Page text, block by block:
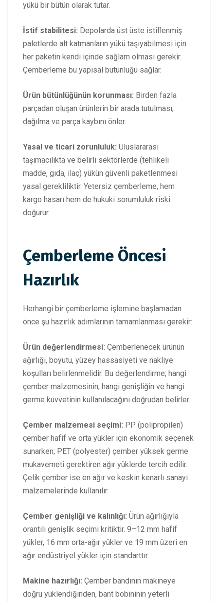
yükü bir bütün olarak tutar.
İstif stabilitesi: Depolarda üst üste istiflenmiş
paletlerde alt katmanların yükü taşıyabilmesi için
her paketin kendi içinde sağlam olması gerekir.
Çemberleme bu yapısal bütünlüğü sağlar.
Ürün bütünlüğünün korunması: Birden fazla
parçadan oluşan ürünlerin bir arada tutulması,
dağılma ve parça kaybını önler.
Yasal ve ticari zorunluluk: Uluslararası
taşımacılıkta ve belirli sektörlerde (tehlikeli
madde, gıda, ilaç) yükün güvenli paketlenmesi
yasal gerekliliktir. Yetersiz çemberleme, hem
kargo hasarı hem de hukuki sorumluluk riski
doğurur.
Çemberleme Öncesi
Hazırlık
Herhangi bir çemberleme işlemine başlamadan
önce şu hazırlık adımlarının tamamlanması gerekir:
Ürün değerlendirmesi: Çemberlenecek ürünün
ağırlığı, boyutu, yüzey hassasiyeti ve nakliye
koşulları belirlenmelidir. Bu değerlendirme; hangi
çember malzemesinin, hangi genişliğin ve hangi
germe kuvvetinin kullanılacağını doğrudan belirler.
Çember malzemesi seçimi: PP (polipropilen)
çember hafif ve orta yükler için ekonomik seçenek
sunarken; PET (polyester) çember yüksek germe
mukavemeti gerektiren ağır yüklerde tercih edilir.
Çelik çember ise en ağır ve keskin kenarlı sanayi
malzemelerinde kullanılır.
Çember genişliği ve kalınlığı: Ürün ağırlığıyla
orantılı genişlik seçimi kritiktir. 9–12 mm hafif
yükler, 16 mm orta-ağır yükler ve 19 mm üzeri en
ağır endüstriyel yükler için standarttır.
Makine hazırlığı: Çember bandının makineye
doğru yüklendiğinden, bant bobininin yeterli